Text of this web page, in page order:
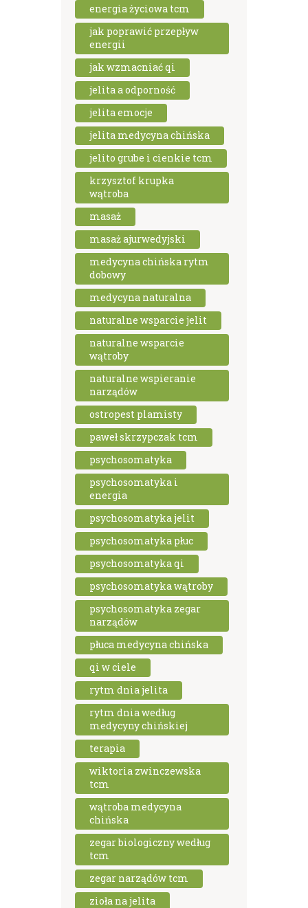
energia życiowa tcm
jak poprawić przepływ
energii
jak wzmacniać qi
jelita a odporność
jelita emocje
jelita medycyna chińska
jelito grube i cienkie tcm
krzysztof krupka
wątroba
masaż
masaż ajurwedyjski
medycyna chińska rytm
dobowy
medycyna naturalna
naturalne wsparcie jelit
naturalne wsparcie
wątroby
naturalne wspieranie
narządów
ostropest plamisty
paweł skrzypczak tcm
psychosomatyka
psychosomatyka i
energia
psychosomatyka jelit
psychosomatyka płuc
psychosomatyka qi
psychosomatyka wątroby
psychosomatyka zegar
narządów
płuca medycyna chińska
qi w ciele
rytm dnia jelita
rytm dnia według
medycyny chińskiej
terapia
wiktoria zwinczewska
tcm
wątroba medycyna
chińska
zegar biologiczny według
tcm
zegar narządów tcm
zioła na jelita